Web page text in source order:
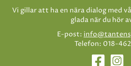
Vi gillar att ha en nära dialog med
glada när du hör
E-post:
Telefon: 018-